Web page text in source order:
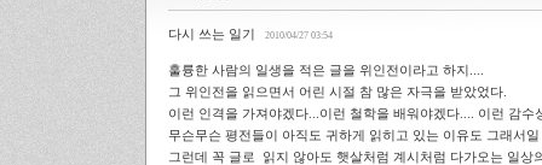
다시 쓰는 일기 2010/04/27 03:54
훌륭한 사람의 일생을 적은 글을 위인전이라고 하지....
그 위인전을 읽으면서 어린 시절 참 많은 자극을 받았었다.
이런 인격을 가져야겠다...이런 철학을 배워야겠다.... 이런 감수
무슨무슨 평전들이 아직도 귀하게 읽히고 있는 이유도 그래서
그런데 꼭 글로 읽지 않아도 햇살처럼 계시처럼 다가오는 일상